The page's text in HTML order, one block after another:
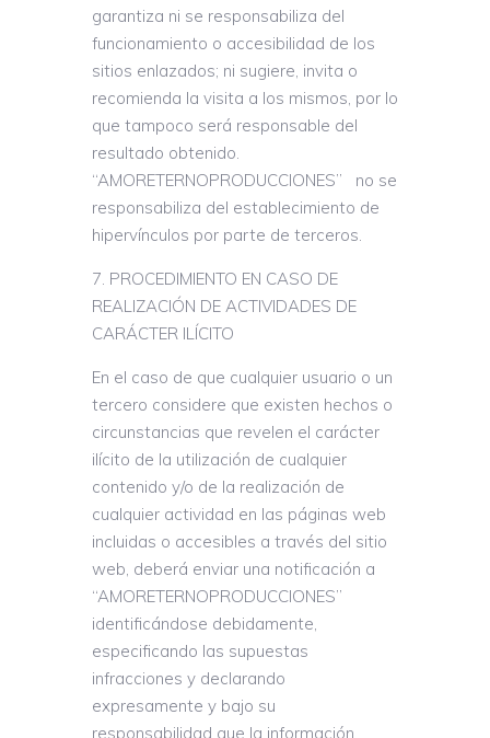
garantiza ni se responsabiliza del
funcionamiento o accesibilidad de los
sitios enlazados; ni sugiere, invita o
recomienda la visita a los mismos, por lo
que tampoco será responsable del
resultado obtenido.
“AMORETERNOPRODUCCIONES” no se
responsabiliza del establecimiento de
hipervínculos por parte de terceros.
PROCEDIMIENTO EN CASO DE
REALIZACIÓN DE ACTIVIDADES DE
CARÁCTER ILÍCITO
En el caso de que cualquier usuario o un
tercero considere que existen hechos o
circunstancias que revelen el carácter
ilícito de la utilización de cualquier
contenido y/o de la realización de
cualquier actividad en las páginas web
incluidas o accesibles a través del sitio
web, deberá enviar una notificación a
“AMORETERNOPRODUCCIONES”
identificándose debidamente,
especificando las supuestas
infracciones y declarando
expresamente y bajo su
responsabilidad que la información